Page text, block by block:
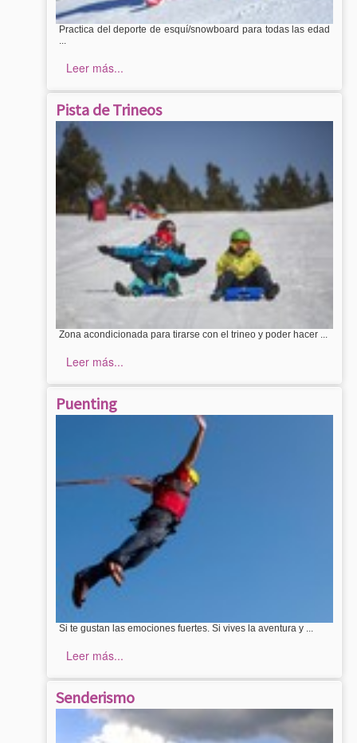
Practica del deporte de esquí/snowboard para todas las edad
...
Leer más...
Pista de Trineos
Zona acondicionada para tirarse con el trineo y poder hacer ...
Leer más...
Puenting
Si te gustan las emociones fuertes. Si vives la aventura y ...
Leer más...
Senderismo